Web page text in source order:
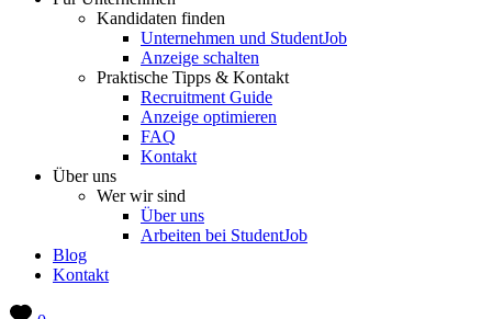
Kandidaten finden
Unternehmen und StudentJob
Anzeige schalten
Praktische Tipps & Kontakt
Recruitment Guide
Anzeige optimieren
FAQ
Kontakt
Über uns
Wer wir sind
Über uns
Arbeiten bei StudentJob
Blog
Kontakt